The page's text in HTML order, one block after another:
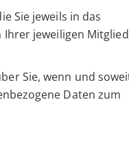
Sie jeweils in das
jeweiligen
Sie, wenn und
Daten zum